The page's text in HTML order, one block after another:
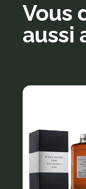
Vous
aussi